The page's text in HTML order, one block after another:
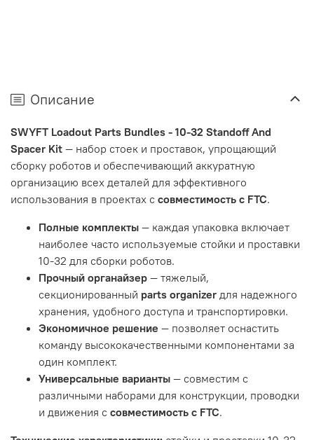
Описание
SWYFT Loadout Parts Bundles - 10-32 Standoff And
Spacer Kit — набор стоек и проставок, упрощающий
сборку роботов и обеспечивающий аккуратную
организацию всех деталей для эффективного
использования в проектах с совместимость с FTC.
Полные комплекты — каждая упаковка включает
наиболее часто используемые стойки и проставки
10-32 для сборки роботов.
Прочный органайзер — тяжелый,
секционированный parts organizer для надежного
хранения, удобного доступа и транспортировки.
Экономичное решение — позволяет оснастить
команду высококачественными компонентами за
один комплект.
Универсальные варианты — совместим с
различными наборами для конструкции, проводки
и движения с совместимость с FTC.